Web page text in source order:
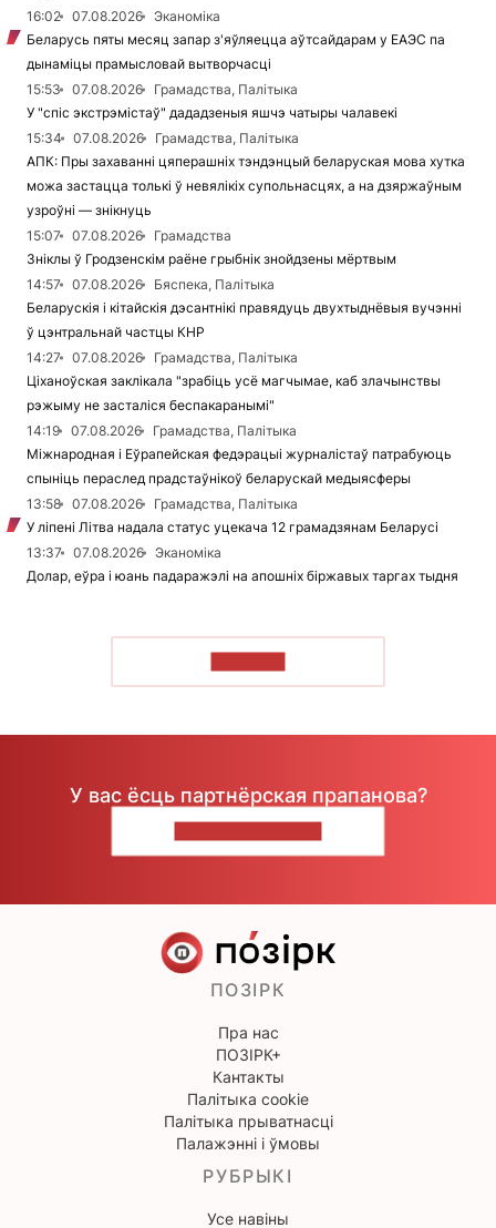
16:02
07.08.2026
Эканоміка
Беларусь пяты месяц запар з'яўляецца аўтсайдарам у ЕАЭС па
дынаміцы прамысловай вытворчасці
15:53
07.08.2026
Грамадства, Палітыка
У "спіс экстрэмістаў" дададзеныя яшчэ чатыры чалавекі
15:34
07.08.2026
Грамадства, Палітыка
АПК: Пры захаванні цяперашніх тэндэнцый беларуская мова хутка
можа застацца толькі ў невялікіх супольнасцях, а на дзяржаўным
узроўні — знікнуць
15:07
07.08.2026
Грамадства
Зніклы ў Гродзенскім раёне грыбнік знойдзены мёртвым
14:57
07.08.2026
Бяспека, Палітыка
Беларускія і кітайскія дэсантнікі правядуць двухтыднёвыя вучэнні
ў цэнтральнай частцы КНР
14:27
07.08.2026
Грамадства, Палітыка
Ціханоўская заклікала "зрабіць усё магчымае, каб злачынствы
рэжыму не засталіся беспакаранымі"
14:19
07.08.2026
Грамадства, Палітыка
Міжнародная і Еўрапейская федэрацыі журналістаў патрабуюць
спыніць пераслед прадстаўнікоў беларускай медыясферы
13:58
07.08.2026
Грамадства, Палітыка
У ліпені Літва надала статус уцекача 12 грамадзянам Беларусі
13:37
07.08.2026
Эканоміка
Долар, еўра і юань падаражэлі на апошніх біржавых таргах тыдня
У вас ёсць партнёрская прапанова?
ПОЗІРК
Пра нас
ПОЗІРК+
Кантакты
Палітыка cookie
Палітыка прыватнасці
Палажэнні і ўмовы
РУБРЫКІ
Усе навіны